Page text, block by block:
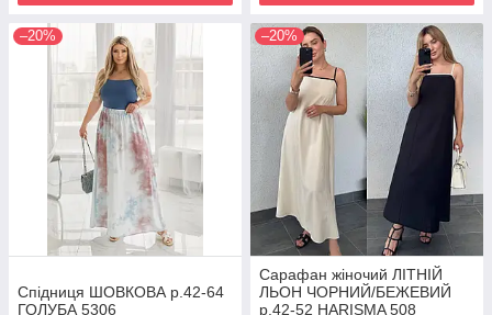
–20%
Спідниця ШОВКОВА р.42-64
ГОЛУБА 5306
–20%
Сарафан жіночий ЛІТНІЙ
ЛЬОН ЧОРНИЙ/БЕЖЕВИЙ
р.42-52 HARISMA 508